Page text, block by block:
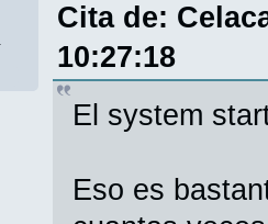
Cita de:
10:27:18
El system
Eso es